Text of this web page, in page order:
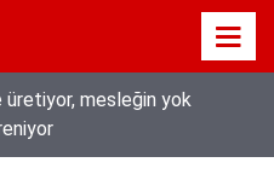
mesleğin yok
Adana’da işçilerin zorlu